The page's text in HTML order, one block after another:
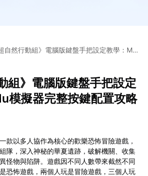
自然行動組》電腦版鍵盤手把設定教學：Mu
組》電腦版鍵盤手把設定
模擬器完整按鍵配置攻略
款以多人協作為核心的歡樂恐怖冒險遊戲，
隊，深入神秘的華夏遺跡，破解機關、收集
怪物與陷阱。遊戲因不同人數帶來截然不同
怖遊戲，兩個人玩是冒險遊戲，三個人玩